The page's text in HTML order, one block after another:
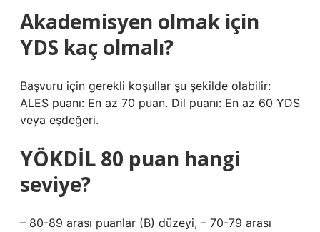
Akademisyen olmak için
YDS kaç olmalı?
Başvuru için gerekli koşullar şu şekilde olabilir:
ALES puanı: En az 70 puan. Dil puanı: En az 60 YDS
veya eşdeğeri.
YÖKDİL 80 puan hangi
seviye?
– 80-89 arası puanlar (B) düzeyi, – 70-79 arası